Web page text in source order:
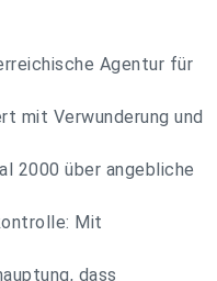
Agentur für
mit Verwunderung und
2000 über angebliche
Mit
dass